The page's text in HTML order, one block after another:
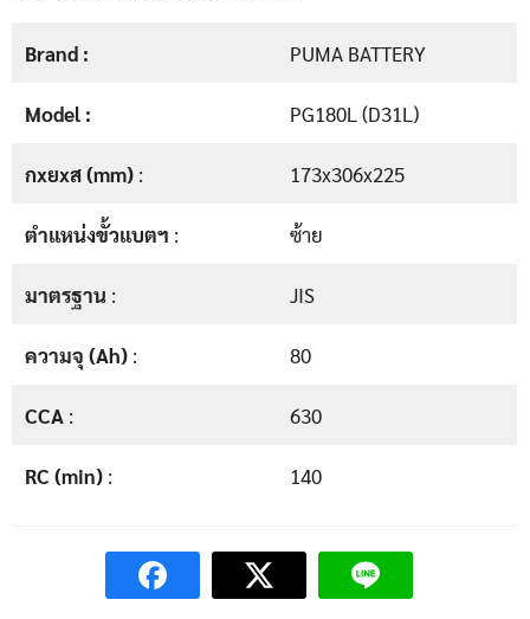
Brand : PUMA BATTERY
Model : PG180L (D31L)
กxยxส (mm) : 173x306x225
ตำแหน่งขั้วแบตฯ : ซ้าย
มาตรฐาน : JIS
ความจุ (Ah) : 80
CCA : 630
RC (min) : 140